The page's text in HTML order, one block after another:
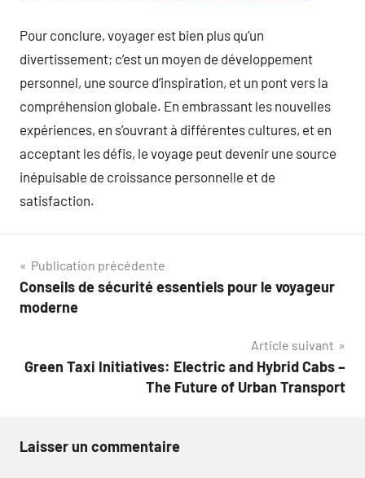
Pour conclure, voyager est bien plus qu’un
divertissement; c’est un moyen de développement
personnel, une source d’inspiration, et un pont vers la
compréhension globale. En embrassant les nouvelles
expériences, en s’ouvrant à différentes cultures, et en
acceptant les défis, le voyage peut devenir une source
inépuisable de croissance personnelle et de
satisfaction.
Navigation
de
Publication précédente
Conseils de sécurité essentiels pour le voyageur
moderne
Article suivant
Green Taxi Initiatives: Electric and Hybrid Cabs –
The Future of Urban Transport
Laisser un commentaire